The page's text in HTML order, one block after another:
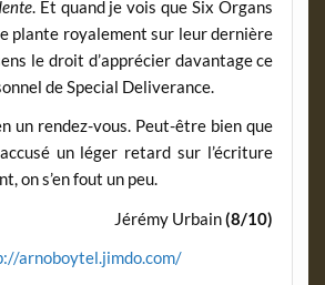
. Et quand je vois que Six Organs
plante royalement sur leur dernière
le droit d’apprécier davantage ce
de Special Deliverance.
un rendez-vous. Peut-être bien que
un léger retard sur l’écriture
on s’en fout un peu.
Jérémy Urbain(8/10)
arnoboytel.jimdo.com/